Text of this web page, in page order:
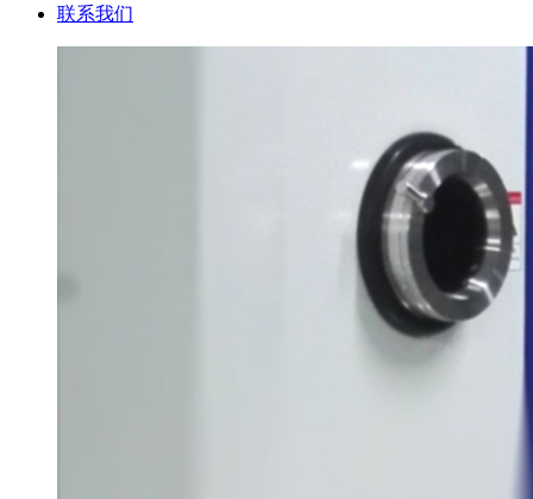
联系我们